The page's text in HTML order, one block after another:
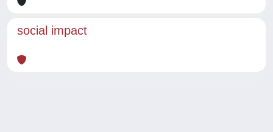
social impact